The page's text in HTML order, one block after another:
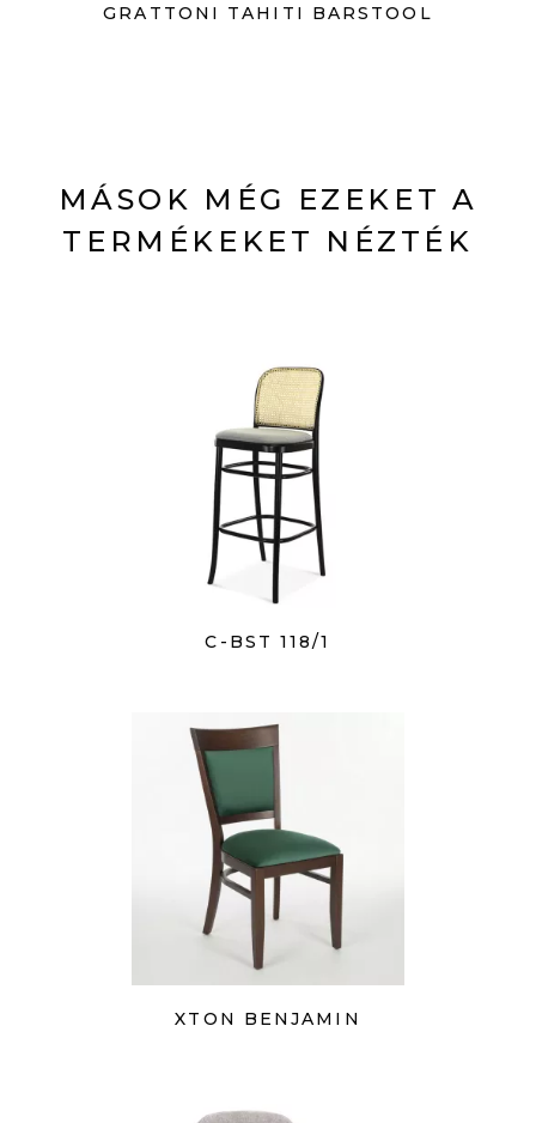
GRATTONI TAHITI BARSTOOL
MÁSOK MÉG EZEKET A
TERMÉKEKET NÉZTÉK
C-BST 118/1
XTON BENJAMIN